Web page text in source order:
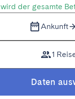
wird der gesamte
Ankunft
1
Daten